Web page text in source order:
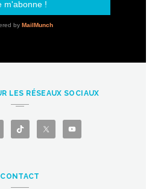
LES RÉSEAUX SOCIAUX
CONTACT